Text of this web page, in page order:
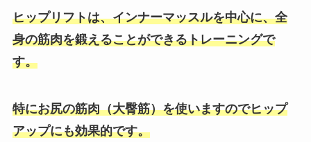
ヒップリフトは、インナーマッスルを中心に、全
身の筋肉を鍛えることができるトレーニングで
す。
特にお尻の筋肉（大臀筋）を使いますのでヒップ
アップにも効果的です。